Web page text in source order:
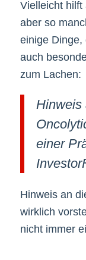
Vielleicht hilft
aber so
einige Dinge,
auch
zum Lachen:
Hinweis
einer
Hinweis an
wirklich
nicht immer